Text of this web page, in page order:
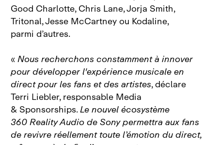
Good Charlotte, Chris Lane, Jorja Smith,
Tritonal, Jesse McCartney ou Kodaline,
parmi d’autres.
«Nous recherchons constamment à innover
pour développer l'expérience musicale en
direct pour les fans et des artistes, déclare
Terri Liebler, responsable Media
& Sponsorships.Le nouvel écosystème
360 Reality Audio de Sony permettra aux fans
de revivre réellement toute l’émotion du direct,